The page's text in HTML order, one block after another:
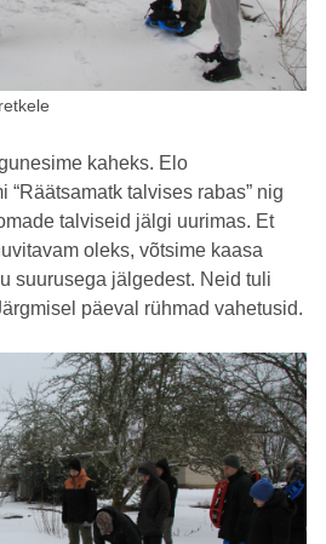
kaheks. Elo
“Räätsamatk talvises rabas” nig
talviseid jälgi uurimas. Et
oleks, võtsime kaasa
suurusega jälgedest. Neid tuli
päeval rühmad vahetusid.